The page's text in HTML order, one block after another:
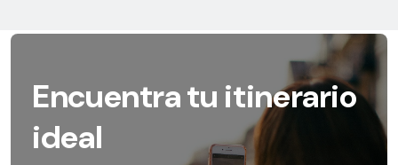
Encuentra tu itinerario
ideal